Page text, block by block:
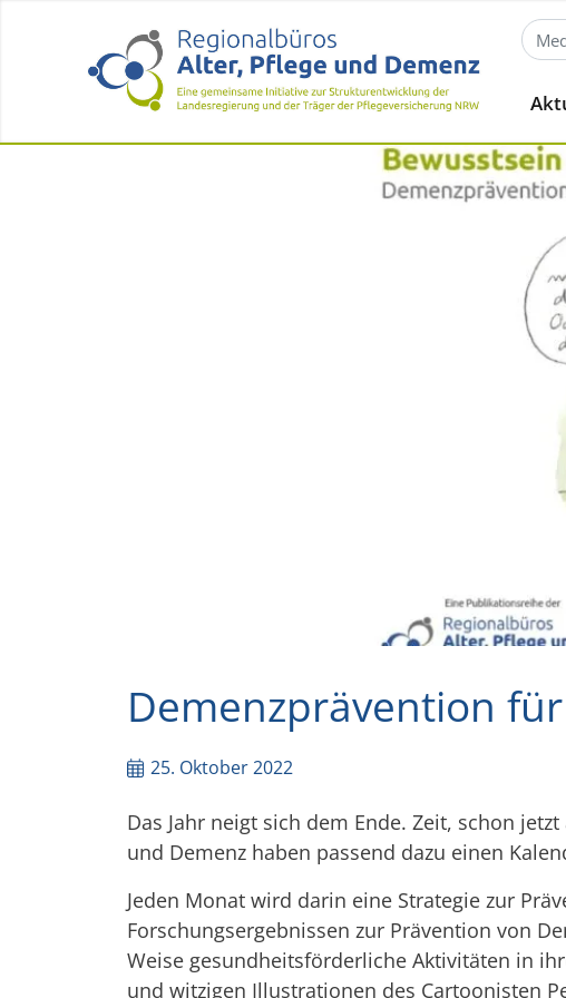
Demenzprävention
25. Oktober 2022
Das Jahr neigt sich dem Ende. Zeit, schon
und Demenz haben passend dazu einen
Jeden Monat wird darin eine Strategie zur
Forschungsergebnissen zur Prävention von
Weise gesundheitsförderliche Aktivitäten in
und witzigen Illustrationen des Cartoonisten